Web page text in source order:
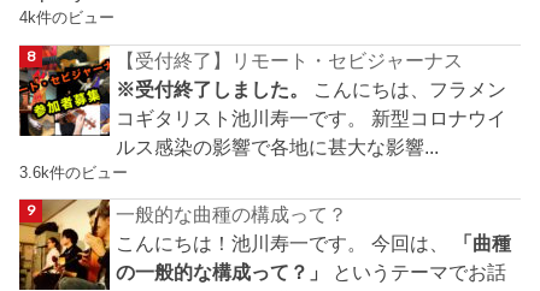
4k件のビュー
【受付終了】リモート・セビジャーナス
※受付終了しました。
こんにちは、フラメン
コギタリスト池川寿一です。 新型コロナウイ
ルス感染の影響で各地に甚大な影響...
3.6k件のビュー
一般的な曲種の構成って？
こんにちは！池川寿一です。 今回は、
「曲種
の一般的な構成って？」
というテーマでお話